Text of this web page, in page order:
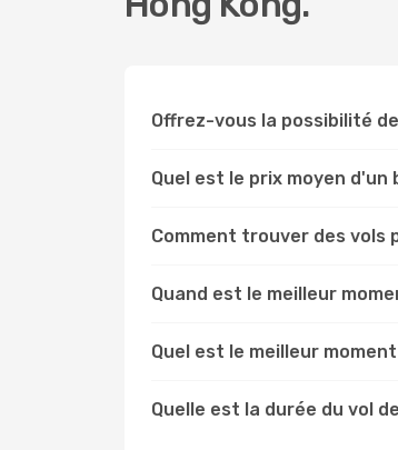
Offrez-vous la possibilité
Quel est le prix moyen d'un
Comment trouver des vols
Quand est le meilleur
Quel est le meilleur
Quelle est la durée du vol